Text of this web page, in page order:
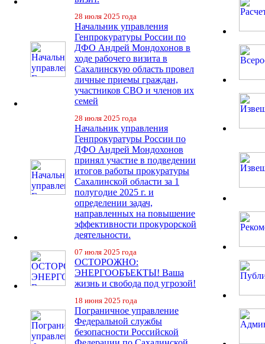
28 июля 2025 года
Начальник управления
Генпрокуратуры России по
ДФО Андрей Мондохонов в
ходе рабочего визита в
Сахалинскую область провел
личные приемы граждан,
участников СВО и членов их
семей
28 июля 2025 года
Начальник управления
Генпрокуратуры России по
ДФО Андрей Мондохонов
принял участие в подведении
итогов работы прокуратуры
Сахалинской области за 1
полугодие 2025 г. и
определении задач,
направленных на повышение
эффективности прокурорской
деятельности.
07 июля 2025 года
ОСТОРОЖНО:
ЭНЕРГООБЪЕКТЫ! Ваша
жизнь и свобода под угрозой!
18 июня 2025 года
Пограничное управление
Федеральной службы
безопасности Российской